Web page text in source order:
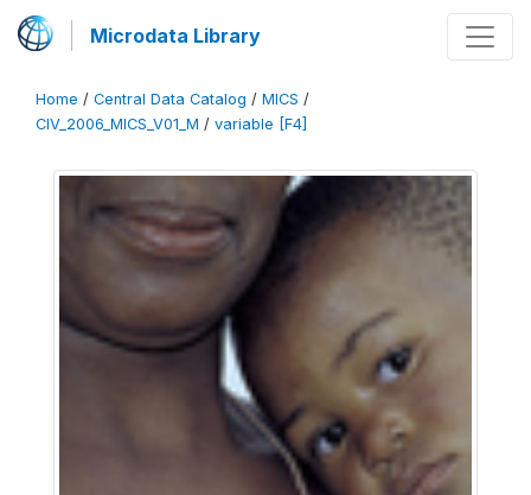
Microdata Library
Home / Central Data Catalog / MICS /
CIV_2006_MICS_V01_M / variable [F4]